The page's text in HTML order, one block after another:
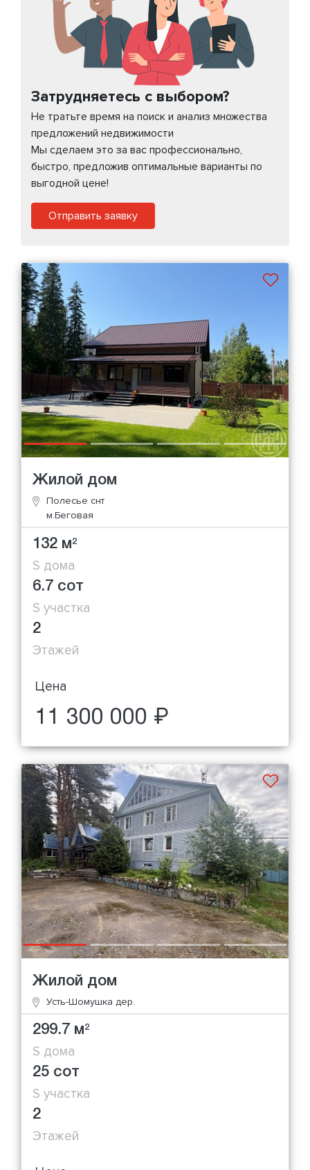
Затрудняетесь с выбором?
Не тратьте время на поиск и анализ множества
предложений недвижимости
Мы сделаем это за вас профессионально,
быстро, предложив оптимальные варианты по
выгодной цене!
Отправить заявку
Жилой дом
Полесье снт
м.Беговая
132 м2
S дома
6.7 сот
S участка
2
Этажей
Цена
11 300 000 ₽
Жилой дом
Усть-Шомушка дер.
299.7 м2
S дома
25 сот
S участка
2
Этажей